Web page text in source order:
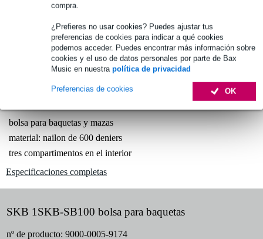
compra.
¿Prefieres no usar cookies? Puedes ajustar tus
preferencias de cookies para indicar a qué cookies
podemos acceder. Puedes encontrar más información sobre
cookies y el uso de datos personales por parte de Bax
Music en nuestra política de privacidad
OK
Preferencias de cookies
Pedido antes de 16 h = en unos 8 días laborables en casa
Más de 48.000 artículos en stock
1.250 marcas líderes
bolsa para baquetas y mazas
material: nailon de 600 deniers
tres compartimentos en el interior
Especificaciones completas
SKB 1SKB-SB100 bolsa para baquetas
nº de producto: 9000-0005-9174